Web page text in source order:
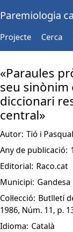
Paremiologia
Projecte Cerca
«Paraules
seu sinònim
diccionari
central»
Autor: Tió i
Any de publicació:
Editorial: Raco.cat
Municipi: Gandesa
Col·lecció: Butlletí
1986, Núm. 11, p.
Idioma: Català